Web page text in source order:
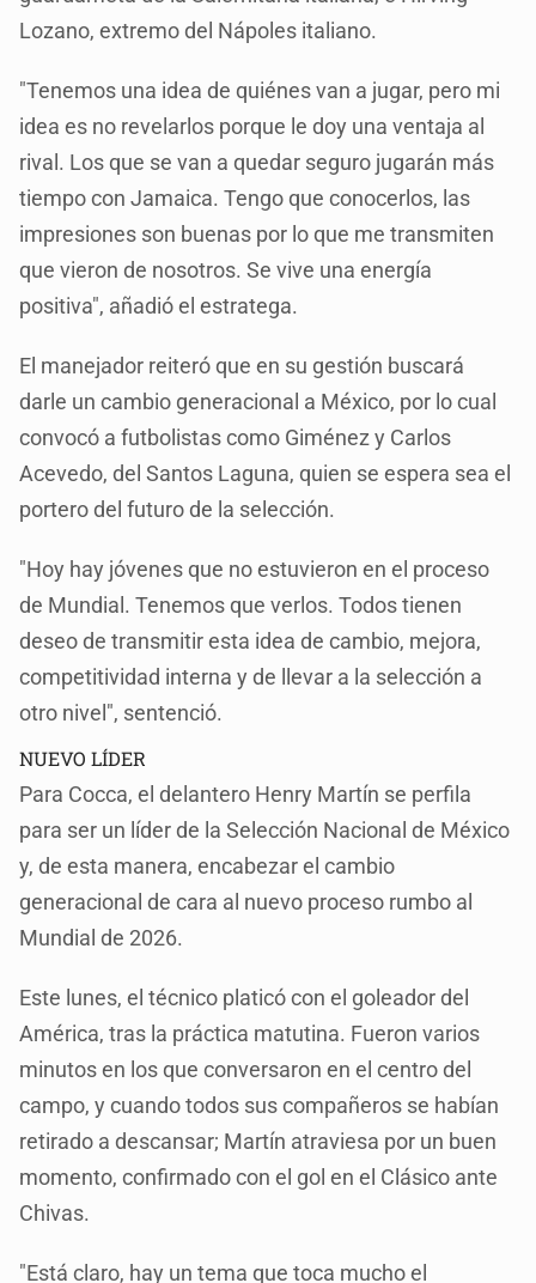
Lozano, extremo del Nápoles italiano.
"Tenemos una idea de quiénes van a jugar, pero mi
idea es no revelarlos porque le doy una ventaja al
rival. Los que se van a quedar seguro jugarán más
tiempo con Jamaica. Tengo que conocerlos, las
impresiones son buenas por lo que me transmiten
que vieron de nosotros. Se vive una energía
positiva", añadió el estratega.
El manejador reiteró que en su gestión buscará
darle un cambio generacional a México, por lo cual
convocó a futbolistas como Giménez y Carlos
Acevedo, del Santos Laguna, quien se espera sea el
portero del futuro de la selección.
"Hoy hay jóvenes que no estuvieron en el proceso
de Mundial. Tenemos que verlos. Todos tienen
deseo de transmitir esta idea de cambio, mejora,
competitividad interna y de llevar a la selección a
otro nivel", sentenció.
NUEVO LÍDER
Para Cocca, el delantero Henry Martín se perfila
para ser un líder de la Selección Nacional de México
y, de esta manera, encabezar el cambio
generacional de cara al nuevo proceso rumbo al
Mundial de 2026.
Este lunes, el técnico platicó con el goleador del
América, tras la práctica matutina. Fueron varios
minutos en los que conversaron en el centro del
campo, y cuando todos sus compañeros se habían
retirado a descansar; Martín atraviesa por un buen
momento, confirmado con el gol en el Clásico ante
Chivas.
"Está claro, hay un tema que toca mucho el